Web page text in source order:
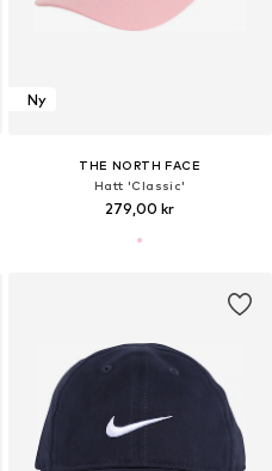
Ny
THE NORTH FACE
Hatt 'Classic'
279,00 kr